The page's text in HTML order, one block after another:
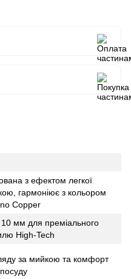
з ефектом легкої
гармоніює з кольором
Copper
10 мм для преміального
High-Tech
за мийкою та комфорт